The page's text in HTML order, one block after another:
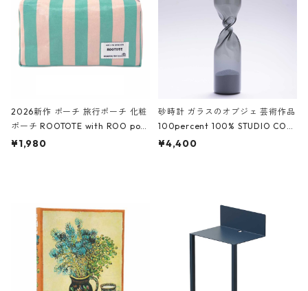
2026新作 ポーチ 旅行ポーチ 化粧
ポーチ ROOTOTE with ROO pou
ch 3532 ルートート WR.ポーチ.ラ
¥1,980
砂時計 ガラスのオブジェ 芸術作品
100percent 100% STUDIO COH
AKU Timeless 100パーセント ス
¥4,400